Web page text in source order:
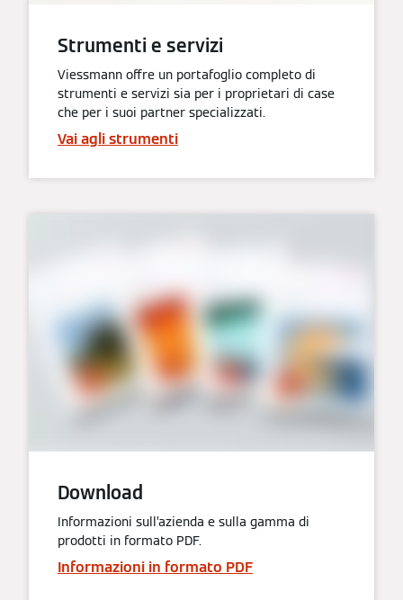
Strumenti e servizi
Viessmann offre un portafoglio completo di
strumenti e servizi sia per i proprietari di case
che per i suoi partner specializzati.
Vai agli strumenti
Download
Informazioni sull’azienda e sulla gamma di
prodotti in formato PDF.
Informazioni in formato PDF